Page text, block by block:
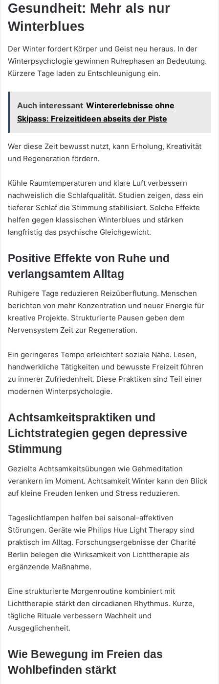
Gesundheit: Mehr als nur
Winterblues
Der Winter fordert Körper und Geist neu heraus. In der
Winterpsychologie gewinnen Ruhephasen an Bedeutung.
Kürzere Tage laden zu Entschleunigung ein.
Auch interessant Wintererlebnisse ohne
Skipass: Freizeitideen abseits der Piste
Wer diese Zeit bewusst nutzt, kann Erholung, Kreativität
und Regeneration fördern.
Kühle Raumtemperaturen und klare Luft verbessern
nachweislich die Schlafqualität. Studien zeigen, dass ein
tieferer Schlaf die Stimmung stabilisiert. Solche Effekte
helfen gegen klassischen Winterblues und stärken
langfristig das psychische Gleichgewicht.
Positive Effekte von Ruhe und
verlangsamtem Alltag
Ruhigere Tage reduzieren Reizüberflutung. Menschen
berichten von mehr Konzentration und neuer Energie für
kreative Projekte. Strukturierte Pausen geben dem
Nervensystem Zeit zur Regeneration.
Ein geringeres Tempo erleichtert soziale Nähe. Lesen,
handwerkliche Tätigkeiten und bewusste Freizeit führen
zu innerer Zufriedenheit. Diese Praktiken sind Teil einer
modernen Winterpsychologie.
Achtsamkeitspraktiken und
Lichtstrategien gegen depressive
Stimmung
Gezielte Achtsamkeitsübungen wie Gehmeditation
verankern im Moment. Achtsamkeit Winter kann den Blick
auf kleine Freuden lenken und Stress reduzieren.
Tageslichtlampen helfen bei saisonal-affektiven
Störungen. Geräte wie Philips Hue Light Therapy sind
praktisch im Alltag. Forschungsergebnisse der Charité
Berlin belegen die Wirksamkeit von Lichttherapie als
ergänzende Maßnahme.
Eine strukturierte Morgenroutine kombiniert mit
Lichttherapie stärkt den circadianen Rhythmus. Kurze,
tägliche Rituale verbessern Wachheit und
Ausgeglichenheit.
Wie Bewegung im Freien das
Wohlbefinden stärkt